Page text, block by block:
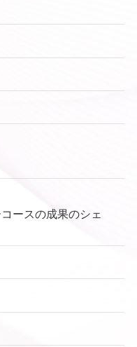
ースの成果のシェ